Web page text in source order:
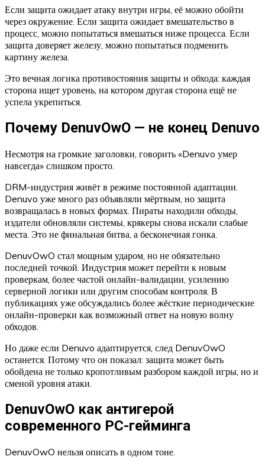
Если защита ожидает атаку внутри игры, её можно обойти
через окружение. Если защита ожидает вмешательство в
процесс, можно попытаться вмешаться ниже процесса. Если
защита доверяет железу, можно попытаться подменить
картину железа.
Это вечная логика противостояния защиты и обхода: каждая
сторона ищет уровень, на котором другая сторона ещё не
успела укрепиться.
Почему DenuvOwO — не конец Denuvo
Несмотря на громкие заголовки, говорить «Denuvo умер
навсегда» слишком просто.
DRM-индустрия живёт в режиме постоянной адаптации.
Denuvo уже много раз объявляли мёртвым, но защита
возвращалась в новых формах. Пираты находили обходы,
издатели обновляли системы, крякеры снова искали слабые
места. Это не финальная битва, а бесконечная гонка.
DenuvOwO стал мощным ударом, но не обязательно
последней точкой. Индустрия может перейти к новым
проверкам, более частой онлайн-валидации, усилению
серверной логики или другим способам контроля. В
публикациях уже обсуждались более жёсткие периодические
онлайн-проверки как возможный ответ на новую волну
обходов.
Но даже если Denuvo адаптируется, след DenuvOwO
останется. Потому что он показал: защита может быть
обойдена не только кропотливым разбором каждой игры, но и
сменой уровня атаки.
DenuvOwO как антигерой
современного PC-гейминга
DenuvOwO нельзя описать в одном тоне.